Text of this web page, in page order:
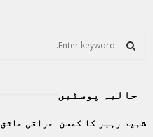
f
E
A
حالیہ پوسٹیں
شہید رہبر کا کمسن عراقی عاشق